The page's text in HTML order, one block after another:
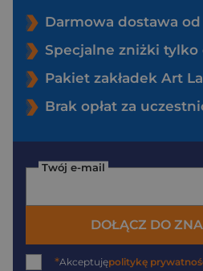
Darmowa dostawa od
Specjalne zniżki
Pakiet zakładek Art
Brak opłat za
Twój e-mail
DOŁĄCZ DO
*Akceptujępolitykę